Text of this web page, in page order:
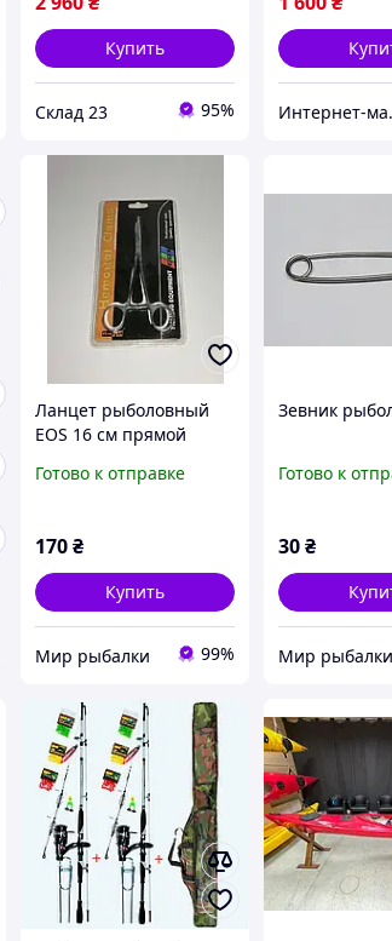
Купить
Склад 23 95%
Ланцет рыболовный
EOS 16 см прямой
Готово к отправке
170₴
Купить
Мир рыбалки 99%
Зевник
Готово к
30₴
Мир рыбалки